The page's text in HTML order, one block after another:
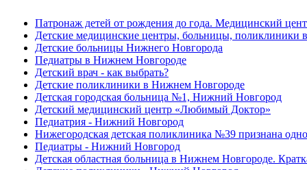
Патронаж детей от рождения до года. Медицинский
Детские медицинские центры, больницы, поликлиники
Детские больницы Нижнего Новгорода
Педиатры в Нижнем Новгороде
Детский врач - как выбрать?
Детские поликлиники в Нижнем Новгороде
Детская городская больница №1, Нижний Новгород
Детский медицинский центр «Любимый Доктор»
Педиатрия - Нижний Новгород
Нижегородская детская поликлиника №39 признана
Педиатры - Нижний Новгород
Детская областная больница в Нижнем Новгороде.